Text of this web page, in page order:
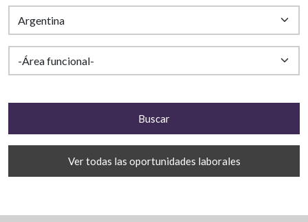
Ver todas las oportunidades laborales